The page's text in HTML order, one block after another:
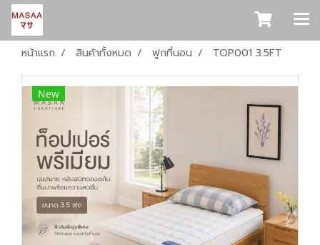
หน้าแรก สินค้าทั้งหมด ฟูกที่นอน TOP001 3.5FT
New